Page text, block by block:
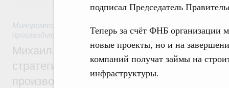
подписал Председатель
Теперь за счёт ФНБ организации
новые проекты, но и на
компаний получат займы на
инфраструктуры.
5 августа, среда
Минпромторг России
производительности труда и поддержки занятости
Михаил Мишустин дал поручения по
стратегической сессии, посвящённой
производительности труда